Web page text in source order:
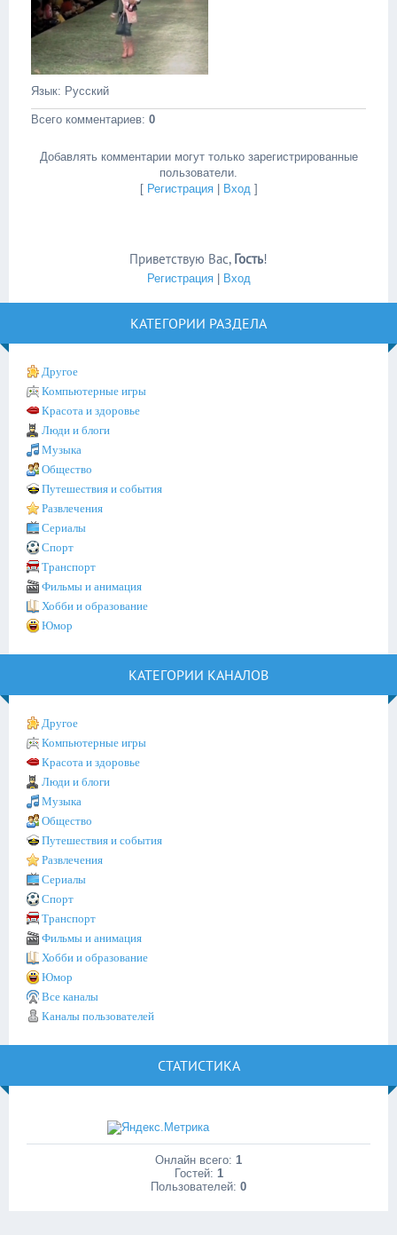
Язык: Русский
Всего комментариев: 0
Добавлять комментарии могут только зарегистрированные
пользователи.
[ Регистрация| Вход]
Приветствую Вас, Гость!
Регистрация| Вход
КАТЕГОРИИ РАЗДЕЛА
Другое
Компьютерные игры
Красота и здоровье
Люди и блоги
Музыка
Общество
Путешествия и события
Развлечения
Сериалы
Спорт
Транспорт
Фильмы и анимация
Хобби и образование
Юмор
КАТЕГОРИИ КАНАЛОВ
Другое
Компьютерные игры
Красота и здоровье
Люди и блоги
Музыка
Общество
Путешествия и события
Развлечения
Сериалы
Спорт
Транспорт
Фильмы и анимация
Хобби и образование
Юмор
Все каналы
Каналы пользователей
СТАТИСТИКА
Онлайн всего: 1
Гостей: 1
Пользователей: 0